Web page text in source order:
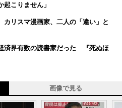
こりません」
リスマ漫画家、二人の「違い」と
済界有数の読書家だった 『死ぬほ
画像で見る